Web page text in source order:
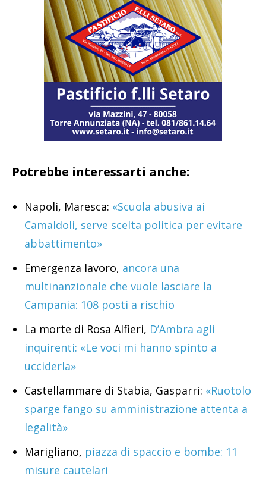
Potrebbe interessarti anche:
Napoli, Maresca: «Scuola abusiva ai
Camaldoli, serve scelta politica per evitare
abbattimento»
Emergenza lavoro, ancora una
multinanzionale che vuole lasciare la
Campania: 108 posti a rischio
La morte di Rosa Alfieri, D’Ambra agli
inquirenti: «Le voci mi hanno spinto a
ucciderla»
Castellammare di Stabia, Gasparri: «Ruotolo
sparge fango su amministrazione attenta a
legalità»
Marigliano, piazza di spaccio e bombe: 11
misure cautelari